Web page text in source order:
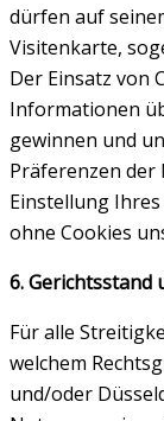
dürfen auf
Visitenkarte,
Der Einsatz von
Informationen
gewinnen und
Präferenzen der
Einstellung
ohne Cookies
6. Gerichtsstand
Für alle
welchem
und/oder